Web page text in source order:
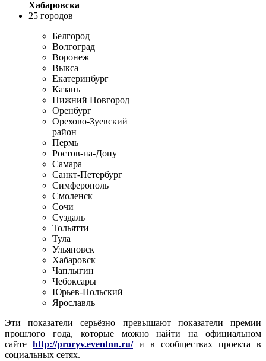
Хабаровска
25 городов
Белгород
Волгоград
Воронеж
Выкса
Екатеринбург
Казань
Нижний Новгород
Оренбург
Орехово-Зуевский
район
Пермь
Ростов-на-Дону
Самара
Санкт-Петербург
Симферополь
Смоленск
Сочи
Суздаль
Тольятти
Тула
Ульяновск
Хабаровск
Чаплыгин
Чебоксары
Юрьев-Польский
Ярославль
Эти показатели серьёзно превышают показатели премии
прошлого года, которые можно найти на официальном
сайте http://proryv.eventnn.ru/и в сообществах проекта в
социальных сетях.